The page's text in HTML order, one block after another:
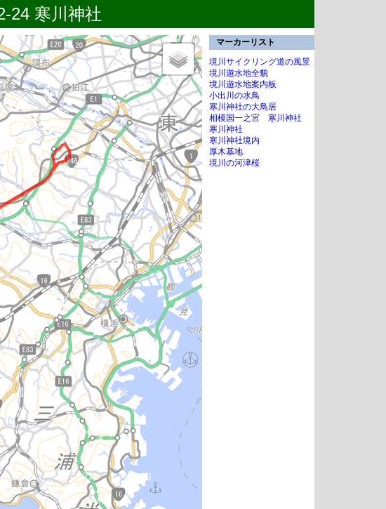
24 寒川神社
マーカーリスト
境川サイクリング道の風景
境川遊水地全貌
境川遊水地案内板
小出川の水鳥
寒川神社の大鳥居
相模国一之宮 寒川神社
寒川神社
寒川神社境内
厚木基地
境川の河津桜